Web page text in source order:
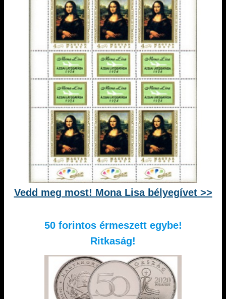
Vedd meg most! Mona Lisa bélyegívet >>
50 forintos érmeszett egybe!
Ritkaság!